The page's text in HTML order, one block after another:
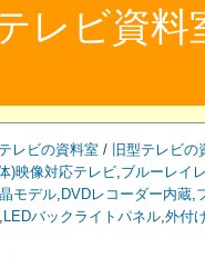
レビ資料
テレビの資料室 / 旧型テレビの
)映像対応テレビ,ブルーレイ
モデル, DVDレコーダー内蔵,
, LEDバックライトパネル,外付